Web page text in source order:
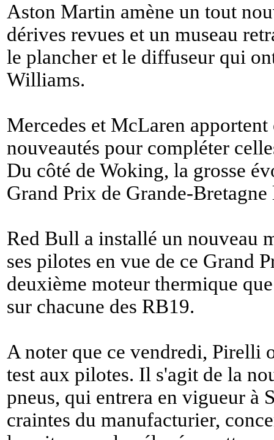
Aston Martin amène un tout
dérives revues et un museau
le plancher et le diffuseur qui
Williams.
Mercedes et McLaren apportent
nouveautés pour compléter
Du côté de Woking, la grosse
Grand Prix de Grande-
Red Bull a installé un nouveau
ses pilotes en vue de ce Grand
deuxième moteur thermique
sur chacune des RB19.
A noter que ce vendredi, Pirelli
test aux pilotes. Il s'agit de la
pneus, qui entrera en vigueur à
craintes du manufacturier,